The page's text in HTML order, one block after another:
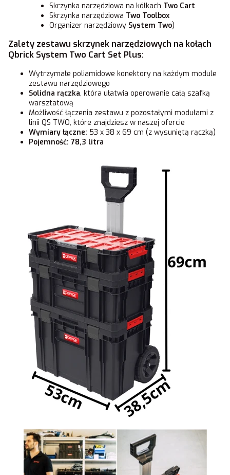
Skrzynka narzędziowa na kółkach Two Cart
Skrzynka narzędziowa Two Toolbox
Organizer narzędziowy System Two)
Zalety zestawu skrzynek narzędziowych na kołąch
Qbrick System Two Cart Set Plus:
Wytrzymałe poliamidowe konektory na każdym module
zestawu narzędziowego
Solidna rączka, która ułatwia operowanie całą szafką
warsztatową
Możliwość łączenia zestawu z pozostałymi modułami z
linii QS TWO, które znajdziesz w naszej ofercie
Wymiary łączne: 53 x 38 x 69 cm (z wysuniętą rączką)
Pojemność: 78,3 litra